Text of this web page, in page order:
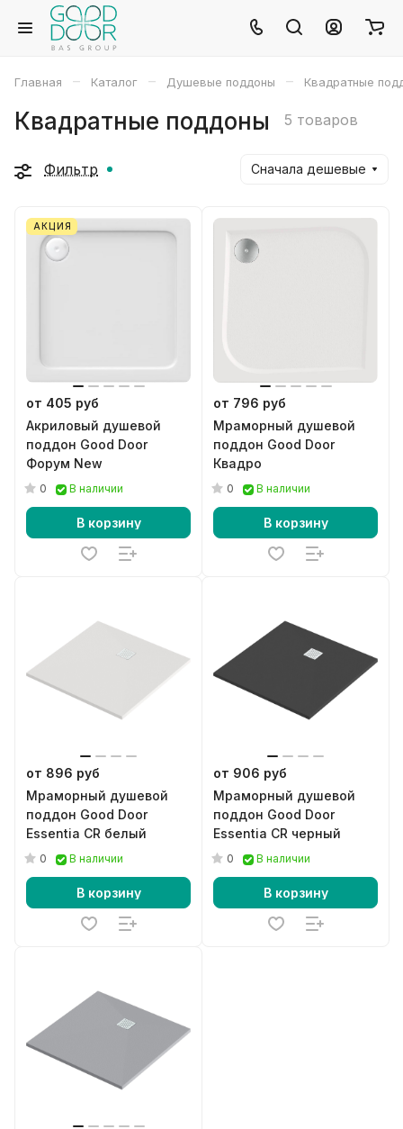
Главная – Каталог – Душевые поддоны – Квадратные
Квадратные поддоны 5 товаров
Фильтр Сначала дешевые
АКЦИЯ
от 405 руб
Акриловый душевой
поддон Good Door
Форум New
0 В наличии
В корзину
от 796 руб
Мраморный душевой
поддон Good Door
Квадро
0 В наличии
В корзину
от 896 руб
Мраморный душевой
поддон Good Door
Essentia CR белый
0 В наличии
В корзину
от 906 руб
Мраморный душевой
поддон Good Door
Essentia CR черный
0 В наличии
В корзину